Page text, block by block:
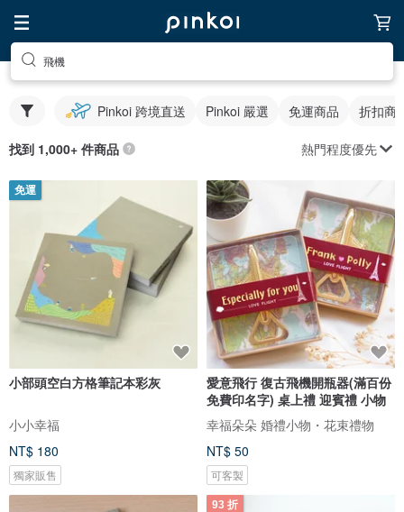
飛機
Pinkoi 跨境直送 Pinkoi 嚴選 免運商品 折扣商
找到 1,000+ 件商品 熱門程度優先
免運
小部頭空白方格筆記本彩灰
小小幸福
NT$ 180
獨家販售
愛意飛行 復古飛機開瓶器(滿百份
免費印名字) 桌上禮 迎賓禮 小物
幸福朵朵 婚禮小物・花束禮物
NT$ 50
可客製
93 折